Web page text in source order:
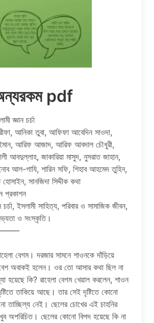
pdf
জ্ঞান চর্চা
আনিকা তুবা, আফিফা আবেদিন সাওদা,
আরিফ আজাদ, আরিফ আবদাল চৌধুরী,
আবদুল্লাহ, জাকারিয়া মাসুদ, নুসরাত জাহান,
আল-গাযি, শারিন সফি, শিহাব আহমেদ তুহিন,
সানজিদা সিদ্দীক কথা
প্রকাশন
চর্চা, ইসলামী সাহিত্য, পরিবার ও সামাজিক জীবন,
ও সংস্কৃতি।
বেগম। দরজার সামনে শাওনকে দাঁড়িয়ে
বেশ অবাকই হলেন। ওর তো আসার কথা ছিল না
কি? রাহেলা বেগম খেয়াল করলেন, শাওন
তাকিয়ে আছে। তার সেই দৃষ্টিতে কোনো
তাচ্ছিল্য নেই। ছেলের চোখের এই চাহনির
খুব অপরিচিত। ছেলের কোনো বিপদ হয়েছে কি না